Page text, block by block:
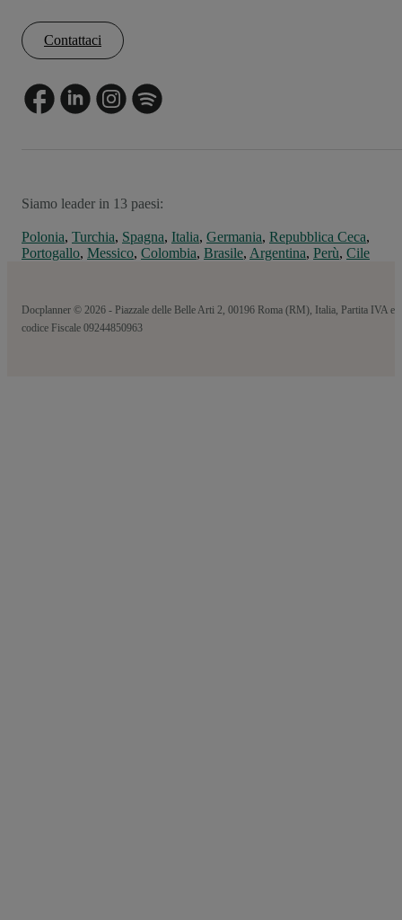
Contattaci
Siamo leader in 13 paesi:
Polonia, Turchia, Spagna, Italia, Germania, Repubblica Ceca,
Portogallo, Messico, Colombia, Brasile, Argentina, Perù, Cile
Docplanner © 2026 - Piazzale delle Belle Arti 2, 00196 Roma (RM), Italia, Partita IVA e
codice Fiscale 09244850963